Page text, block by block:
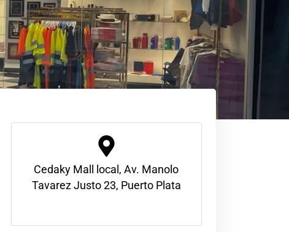
Cedaky Mall local, Av. Manolo
Tavarez Justo 23, Puerto Plata